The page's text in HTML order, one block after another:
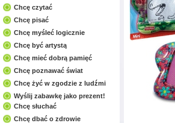
Chcę czytać
Chcę pisać
Chcę myśleć logicznie
Chcę być artystą
Chcę mieć dobrą pamięć
Chcę poznawać świat
Chcę żyć w zgodzie z ludźmi
Wyślij zabawkę jako prezent!
Chcę słuchać
Chcę dbać o zdrowie